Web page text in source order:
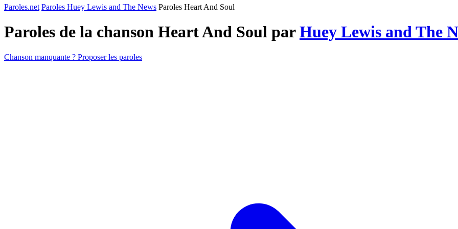
Paroles.net Paroles Huey Lewis and The News Paroles Heart And Soul
Paroles de la chanson Heart And Soul parHuey Lewis and The
Chanson manquante ? Proposer les paroles